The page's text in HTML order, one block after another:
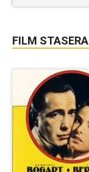
FILM STASERA